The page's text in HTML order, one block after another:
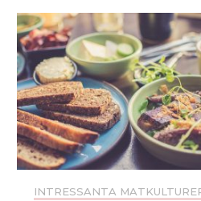
INTRESSANTA